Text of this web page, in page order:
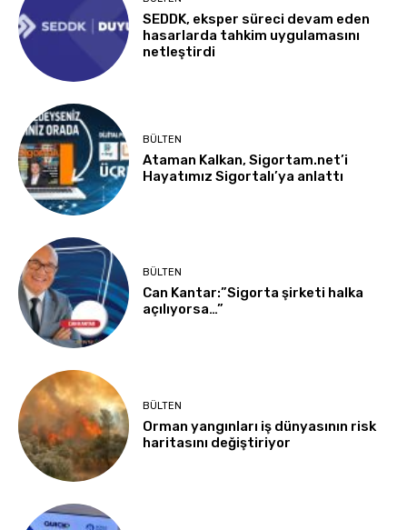
SEDDK, eksper süreci devam eden
hasarlarda tahkim uygulamasını
netleştirdi
BÜLTEN
Ataman Kalkan, Sigortam.net’i
Hayatımız Sigortalı’ya anlattı
BÜLTEN
Can Kantar:”Sigorta şirketi halka
açılıyorsa…”
BÜLTEN
Orman yangınları iş dünyasının risk
haritasını değiştiriyor